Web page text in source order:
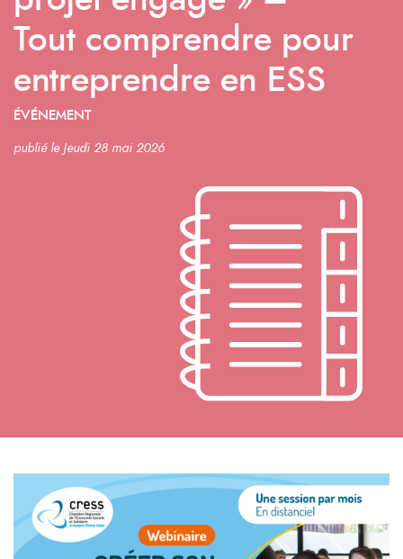
Tout comprendre pour
entreprendre en ESS
ÉVÉNEMENT
publié le Jeudi 28 mai 2026